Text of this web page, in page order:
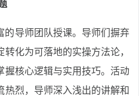
的导师团队授课。导师们摒弃
化为可落地的实操方法论，
握核心逻辑与实用技巧。活动
烈，导师深入浅出的讲解和